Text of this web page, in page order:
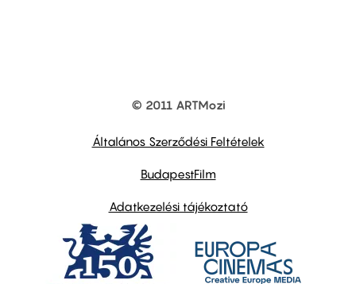
© 2011 ARTMozi
Általános Szerződési Feltételek
BudapestFilm
Adatkezelési tájékoztató